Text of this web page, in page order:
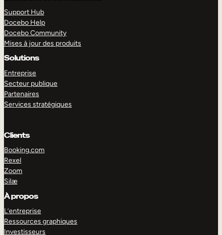
Support Hub
Docebo Help
Docebo Community
Mises à jour des produits
Solutions
Entreprise
Secteur publique
Partenaires
Services stratégiques
Clients
Booking.com
Rexel
Zoom
Silæ
À propos
L’entreprise
Ressources graphiques
Investisseurs